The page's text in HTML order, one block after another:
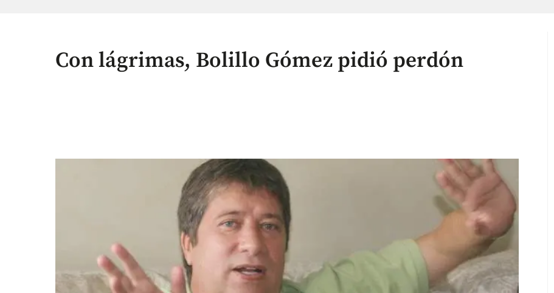
Con lágrimas, Bolillo Gómez pidió perdón